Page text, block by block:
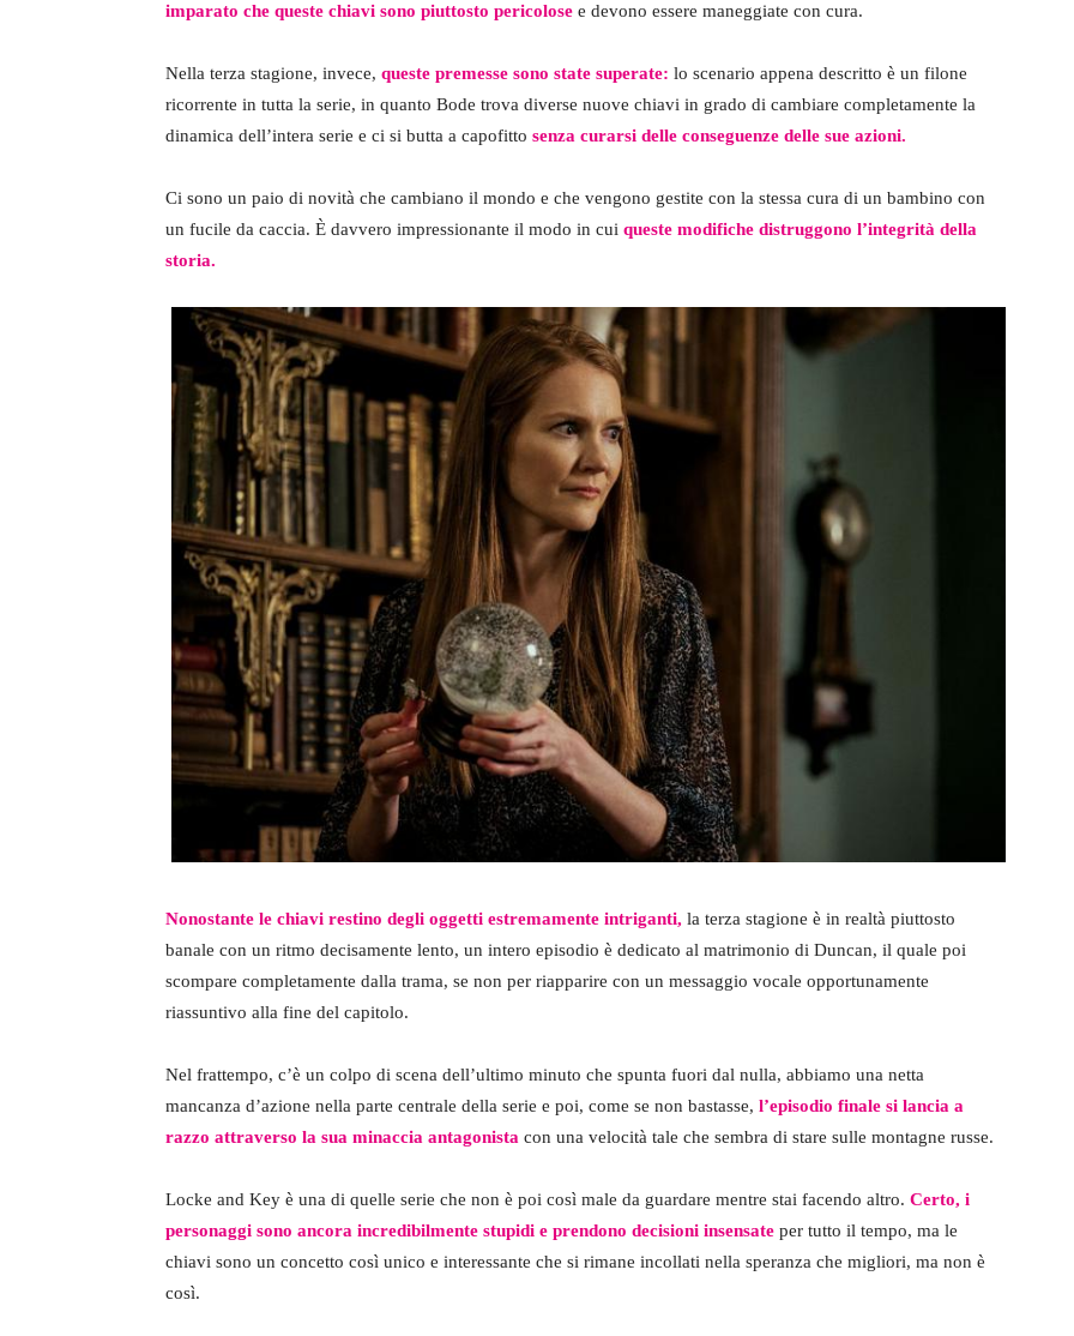
imparato che queste chiavi sono piuttosto pericolose e devono essere maneggiate con cura.
Nella terza stagione, invece, queste premesse sono state superate: lo scenario appena descritto è un filone
ricorrente in tutta la serie, in quanto Bode trova diverse nuove chiavi in grado di cambiare completamente la
dinamica dell’intera serie e ci si butta a capofitto senza curarsi delle conseguenze delle sue azioni.
Ci sono un paio di novità che cambiano il mondo e che vengono gestite con la stessa cura di un bambino con
un fucile da caccia. È davvero impressionante il modo in cui queste modifiche distruggono l’integrità della
storia.
Nonostante le chiavi restino degli oggetti estremamente intriganti, la terza stagione è in realtà piuttosto
banale con un ritmo decisamente lento, un intero episodio è dedicato al matrimonio di Duncan, il quale poi
scompare completamente dalla trama, se non per riapparire con un messaggio vocale opportunamente
riassuntivo alla fine del capitolo.
Nel frattempo, c’è un colpo di scena dell’ultimo minuto che spunta fuori dal nulla, abbiamo una netta
mancanza d’azione nella parte centrale della serie e poi, come se non bastasse, l’episodio finale si lancia a
razzo attraverso la sua minaccia antagonista con una velocità tale che sembra di stare sulle montagne russe.
Locke and Key è una di quelle serie che non è poi così male da guardare mentre stai facendo altro. Certo, i
personaggi sono ancora incredibilmente stupidi e prendono decisioni insensate per tutto il tempo, ma le
chiavi sono un concetto così unico e interessante che si rimane incollati nella speranza che migliori, ma non è
così.